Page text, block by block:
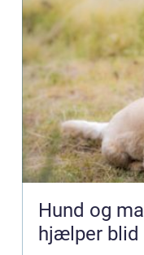
Hund og
hjælper blid